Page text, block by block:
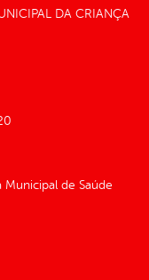
DA CRIANÇA
de Saúde